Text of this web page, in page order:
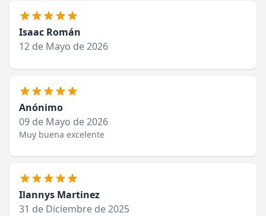
Isaac Román
12 de Mayo de 2026
Anónimo
09 de Mayo de 2026
Muy buena excelente
Ilannys Martinez
31 de Diciembre de 2025